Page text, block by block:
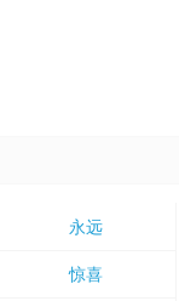
永远
惊喜